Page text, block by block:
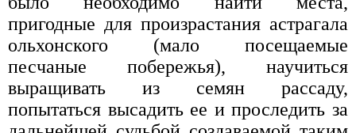
пригодные для произрастания астрагала
ольхонского (мало посещаемые
песчаные побережья), научиться
выращивать из семян рассаду,
попытаться высадить ее и проследить за